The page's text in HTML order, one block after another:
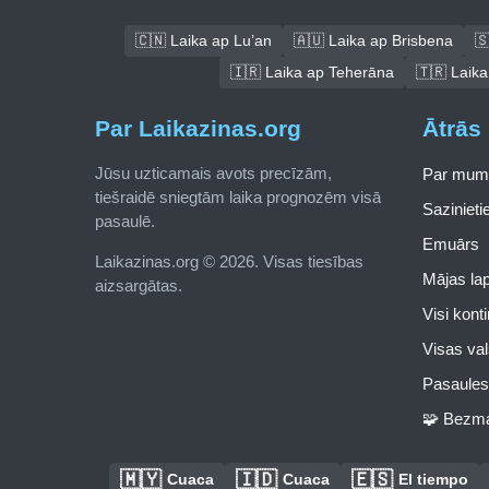
🇨🇳 Laika ap Lu’an 🇦🇺 Laika ap Brisbena
🇮🇷 Laika ap Teherāna
🇹🇷 Laika
Par Laikazinas.org
Jūsu uzticamais avots precīzām,
tiešraidē sniegtām laika prognozēm visā
pasaulē.
Laikazinas.org © 2026. Visas tiesības
aizsargātas.
Ātrās
Par
Emuārs
Mājas
Visi
Visas
🧩
🇲🇾 Cuaca 🇮🇩 Cuaca 🇪🇸 El tiempo